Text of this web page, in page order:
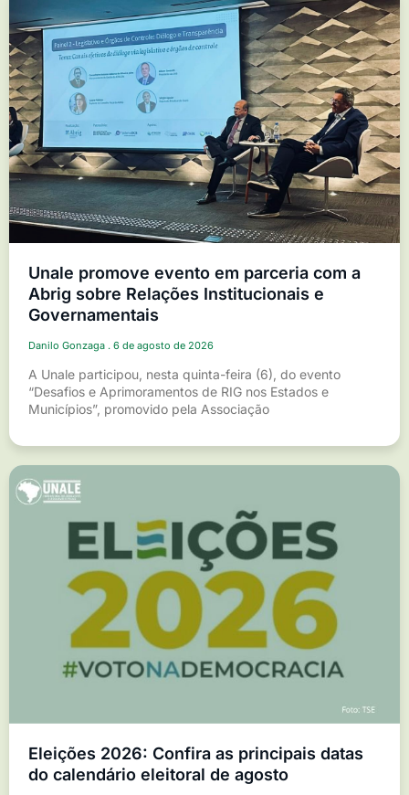
Unale promove evento em parceria com a
Abrig sobre Relações Institucionais e
Governamentais
Danilo Gonzaga 6 de agosto de 2026
A Unale participou, nesta quinta-feira (6), do evento
“Desafios e Aprimoramentos de RIG nos Estados e
Municípios”, promovido pela Associação
Eleições 2026: Confira as principais datas
do calendário eleitoral de agosto